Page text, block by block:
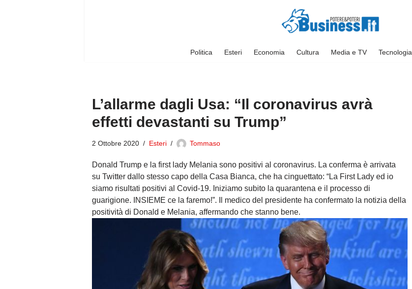
Politica Esteri Economia Cultura Media e TV Tecnologia
L’allarme dagli Usa: “Il coronavirus avrà
effetti devastanti su Trump”
2 Ottobre 2020 Esteri Tommaso
Donald Trump e la first lady Melania sono positivi al coronavirus. La conferma è arrivata
su Twitter dallo stesso capo della Casa Bianca, che ha cinguettato: “La First Lady ed io
siamo risultati positivi al Covid-19. Iniziamo subito la quarantena e il processo di
guarigione. INSIEME ce la faremo!”. Il medico del presidente ha confermato la notizia della
positività di Donald e Melania, affermando che stanno bene.